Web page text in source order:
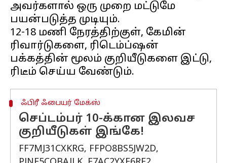
அவர்களால் ஒரு முறை மட்டுமே
பயன்படுத்த முடியும்.
12-18 மணி நேரத்திற்குள், கேமின்
ரிவார்டுகளை, ரிடெம்ப்ஷன்
பக்கத்தின் மூலம் குறியீடுகளை இட்டு,
ஃபிரீ ஃபையர் மேக்ஸ்
செப்டம்பர் 10-க்கான இலவச
குறியீடுகள் இங்கே!
FF7MJ31CXKRG, FFPO8BS5JW2D,